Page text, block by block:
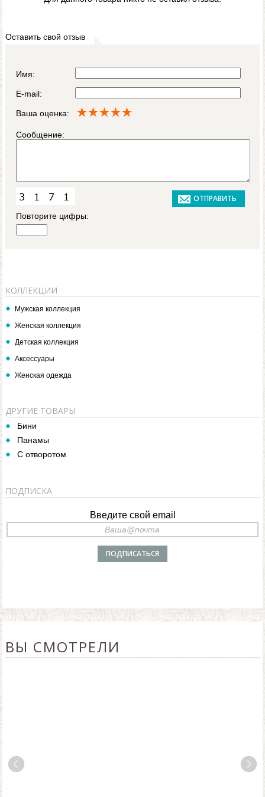
Оставить свой отзыв
Имя:
E-mail:
Ваша оценка:
Сообщение:
Повторите цифры:
КОЛЛЕКЦИИ
Мужская коллекция
Женская коллекция
Детская коллекция
Аксессуары
Женская одежда
ДРУГИЕ ТОВАРЫ
Бини
Панамы
С отворотом
ПОДПИСКА
Введите свой email
ВЫ СМОТРЕЛИ